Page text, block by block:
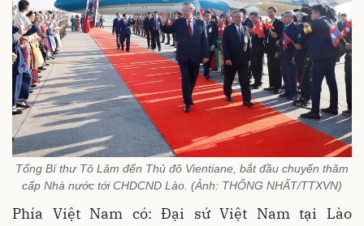
Tổng Bí thư Tô Lâm đến Thủ đô Vientiane, bắt đầu chuyến thăm
cấp Nhà nước tới CHDCND Lào. (Ảnh: THỐNG NHẤT/TTXVN)
Phía Việt Nam có: Đại sứ Việt Nam tại Lào